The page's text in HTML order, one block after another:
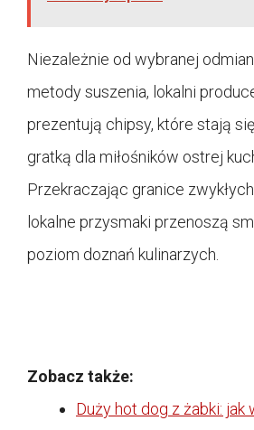
Niezależnie od wybranej
metody suszenia, lokalni
prezentują chipsy, które stają
gratką dla miłośników ostrej
Przekraczając granice
lokalne przysmaki przenoszą
poziom doznań kulinarzych.
Zobacz także:
Duży hot dog z żabki: jak